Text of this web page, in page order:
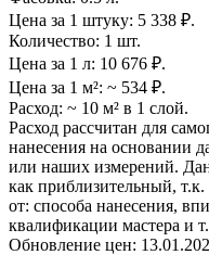
Цена за 1 штуку: 5 338 ₽.
Количество: 1 шт.
Цена за 1 л: 10 676 ₽.
Цена за 1 м²: ~ 534 ₽.
Расход: ~ 10 м² в 1 слой.
Расход рассчитан для
нанесения на основании
или наших измерений.
как приблизительный, т.к.
от: способа нанесения,
квалификации мастера и
Обновление цен: